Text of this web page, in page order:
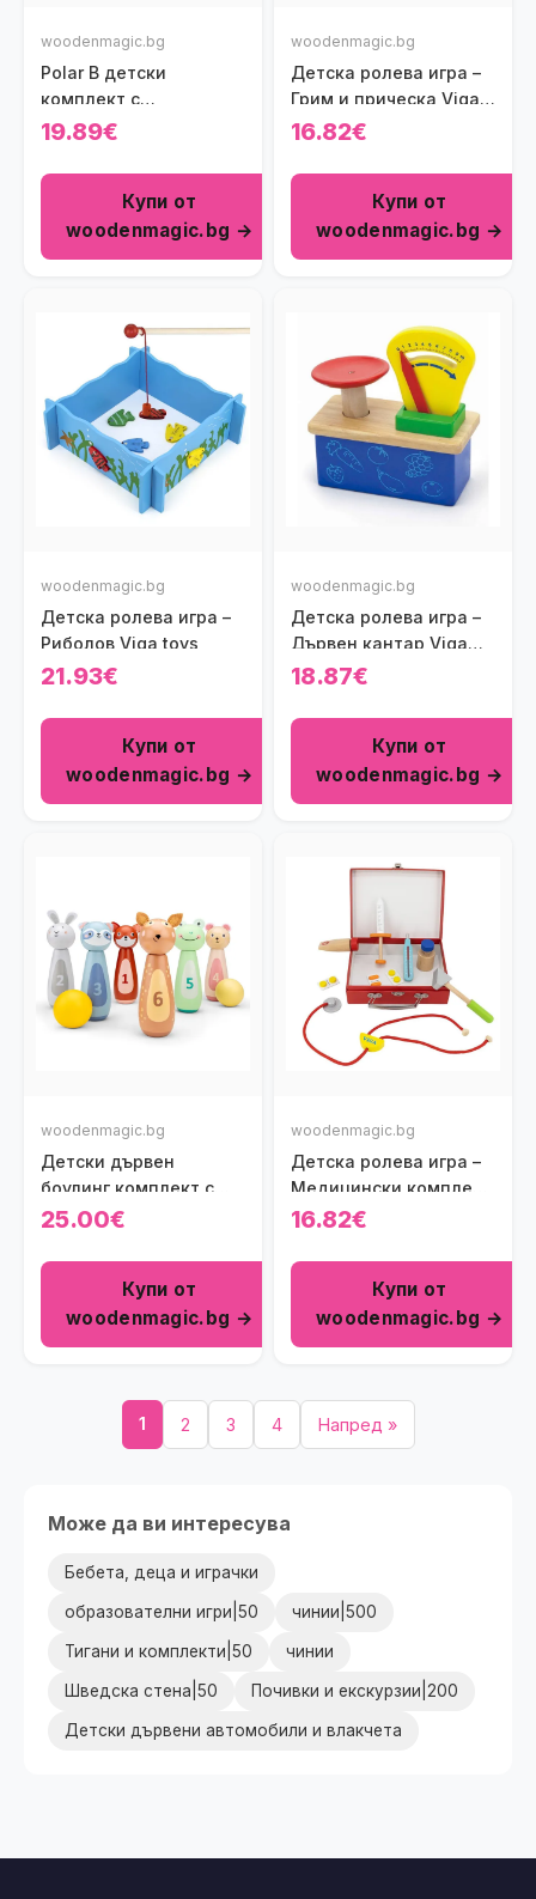
woodenmagic.bg
Polar B детски
комплект с
инструменти в чанта
19.89€
Купи от
woodenmagic.bg →
woodenmagic.bg
Детска ролева игра –
Грим и прическа Viga
toys
16.82€
Купи от
woodenmagic.bg →
woodenmagic.bg
Детска ролева игра –
Риболов Viga toys
21.93€
Купи от
woodenmagic.bg →
woodenmagic.bg
Детска ролева игра –
Дървен кантар Viga
toys
18.87€
Купи от
woodenmagic.bg →
woodenmagic.bg
Детски дървен
боулинг комплект с
животни
25.00€
Купи от
woodenmagic.bg →
woodenmagic.bg
Детска ролева игра –
Медицински комплект
Viga toys
16.82€
Купи от
woodenmagic.bg →
1 2 3 4 Напред »
Може да ви интересува
Бебета, деца и играчки
образователни игри|50 чинии|500
Тигани и комплекти|50 чинии
Шведска стена|50 Почивки и екскурзии|200
Детски дървени автомобили и влакчета